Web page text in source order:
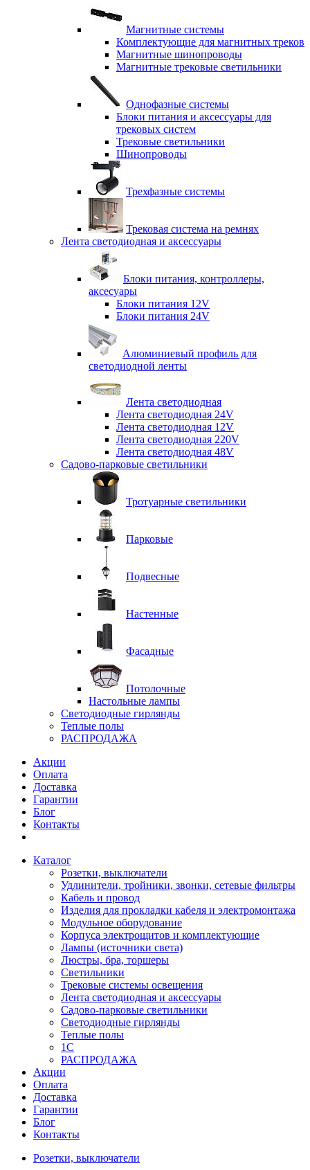
Магнитные системы
Комплектующие для магнитных треков
Магнитные шинопроводы
Магнитные трековые светильники
Однофазные системы
Блоки питания и аксессуары для
трековых систем
Трековые светильники
Шинопроводы
Трехфазные системы
Трековая система на ремнях
Лента светодиодная и аксессуары
Блоки питания, контроллеры,
аксесуары
Блоки питания 12V
Блоки питания 24V
Алюминиевый профиль для
светодиодной ленты
Лента светодиодная
Лента светодиодная 24V
Лента светодиодная 12V
Лента светодиодная 220V
Лента светодиодная 48V
Садово-парковые светильники
Тротуарные светильники
Парковые
Подвесные
Настенные
Фасадные
Потолочные
Настольные лампы
Светодиодные гирлянды
Теплые полы
РАСПРОДАЖА
Акции
Оплата
Доставка
Гарантии
Блог
Контакты
Каталог
Розетки, выключатели
Удлинители, тройники, звонки, сетевые фильтры
Кабель и провод
Изделия для прокладки кабеля и электромонтажа
Модульное оборудование
Корпуса электрощитов и комплектующие
Лампы (источники света)
Люстры, бра, торшеры
Светильники
Трековые системы освещения
Лента светодиодная и аксессуары
Садово-парковые светильники
Светодиодные гирлянды
Теплые полы
1С
РАСПРОДАЖА
Акции
Оплата
Доставка
Гарантии
Блог
Контакты
Розетки, выключатели